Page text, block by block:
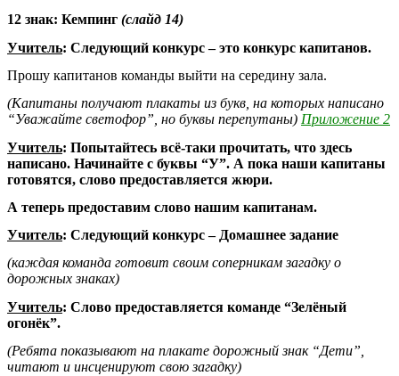
12 знак: Кемпинг (слайд 14)
Учитель: Следующий конкурс – это конкурс капитанов.
Прошу капитанов команды выйти на середину зала.
(Капитаны получают плакаты из букв, на которых написано
“Уважайте светофор”, но буквы перепутаны) Приложение 2
Учитель: Попытайтесь всё-таки прочитать, что здесь
написано. Начинайте с буквы “У”. А пока наши капитаны
готовятся, слово предоставляется жюри.
А теперь предоставим слово нашим капитанам.
Учитель: Следующий конкурс – Домашнее задание
(каждая команда готовит своим соперникам загадку о
дорожных знаках)
Учитель: Слово предоставляется команде “Зелёный
огонёк”.
(Ребята показывают на плакате дорожный знак “Дети”,
читают и инсценируют свою загадку)